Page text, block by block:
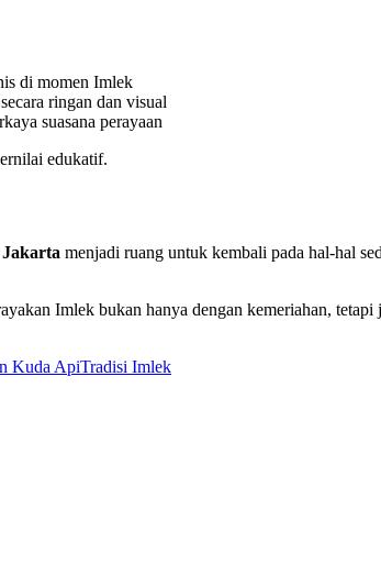
di momen Imlek
ringan dan visual
suasana perayaan
edukatif.
menjadi ruang untuk kembali pada hal-hal
Imlek bukan hanya dengan kemeriahan,
Kuda ApiTradisi Imlek